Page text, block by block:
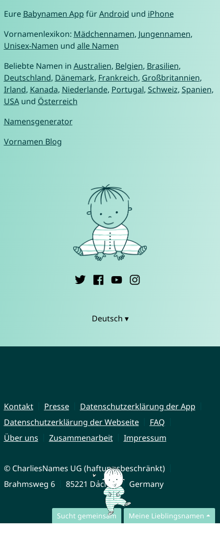
Sucht gemeinsam Meine Lieblingsnamen
Eure Babynamen App fürAndroid und iPhone
Vornamenlexikon: Mädchennamen, Jungennamen,
Unisex-Namen und alle Namen
Beliebte Namen in Australien, Belgien, Brasilien,
Deutschland, Dänemark, Frankreich, Großbritannien,
Irland, Kanada, Niederlande, Portugal, Schweiz, Spanien,
USAund Österreich
Namensgenerator
Vornamen Blog
Deutsch ▾
Kontakt Presse
Datenschutzerklärung der App
Datenschutzerklärung der Webseite
FAQ
Über uns
Zusammenarbeit Impressum
© CharliesNames UG (haftungsbeschränkt)
Brahmsweg 6
85221 Dachau Germany